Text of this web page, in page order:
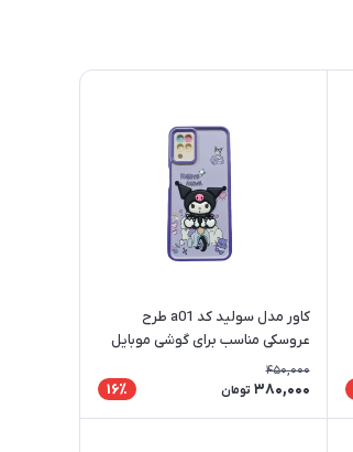
کاور مدل سولید کد a01 طرح
عروسکی مناسب برای گوشی موبایل
شیائومی Redmi Note 11 Pro
450,000
380,000 تومان 16٪